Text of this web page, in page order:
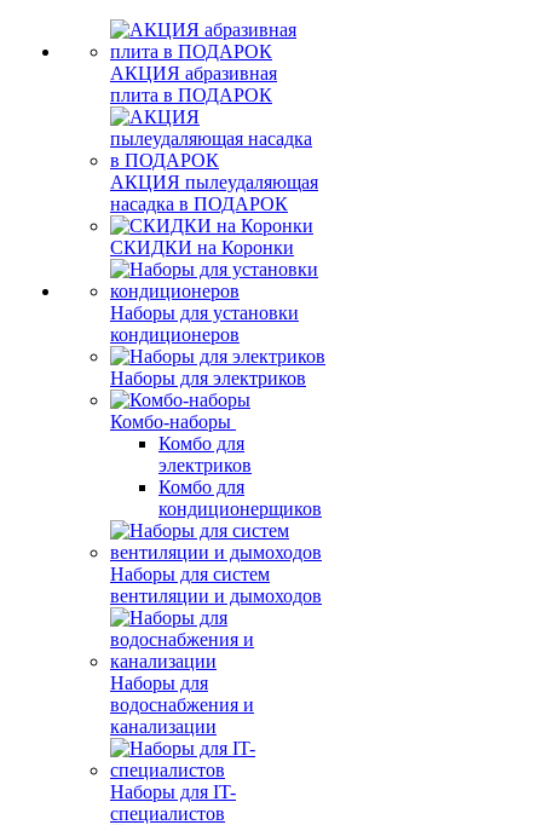
АКЦИЯ абразивная
плита в ПОДАРОК
АКЦИЯ пылеудаляющая
насадка в ПОДАРОК
СКИДКИ на Коронки
Наборы для установки
кондиционеров
Наборы для электриков
Комбо-наборы
Комбо для
электриков
Комбо для
кондиционерщиков
Наборы для систем
вентиляции и дымоходов
Наборы для
водоснабжения и
канализации
Наборы для IT-
специалистов